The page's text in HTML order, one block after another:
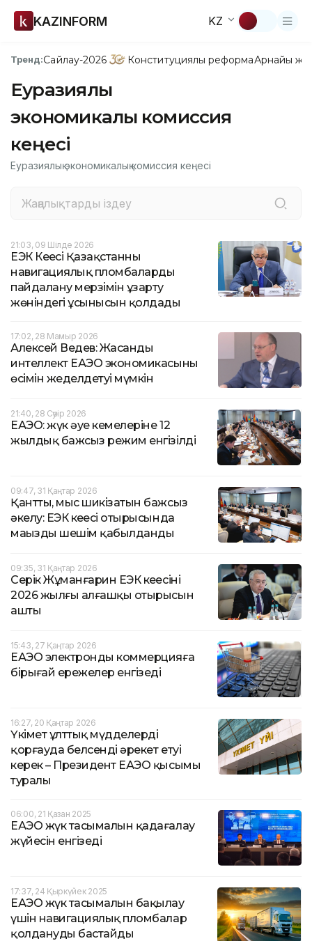
KAZINFORM KZ
Тренд:Сайлау-2026 Конституциялық реформаАрнайы
Еуразиялық
экономикалық комиссия
кеңесі
Еуразиялық экономикалық комиссия кеңесі
21:03, 09 Шілде 2026
ЕЭК Кеңесі Қазақстанның
навигациялық пломбаларды
пайдалану мерзімін ұзарту
жөніндегі ұсынысын қолдады
17:02, 28 Мамыр 2026
Алексей Ведев: Жасанды
интеллект ЕАЭО экономикасының
өсімін жеделдетуі мүмкін
21:40, 28 Сәуір 2026
ЕАЭО: жүк әуе кемелеріне 12
жылдық бажсыз режим енгізілді
09:47, 31 Қаңтар 2026
Қантты, мыс шикізатын бажсыз
әкелу: ЕЭК кеңесі отырысында
маңызды шешім қабылданды
09:35, 31 Қаңтар 2026
Серік Жұманғарин ЕЭК кеңесінің
2026 жылғы алғашқы отырысын
ашты
15:43, 27 Қаңтар 2026
ЕАЭО электронды коммерцияға
бірыңғай ережелер енгізеді
16:27, 20 Қаңтар 2026
Үкімет ұлттық мүдделерді
қорғауда белсенді әрекет етуі
керек – Президент ЕАЭО қысымы
туралы
06:00, 21 Қазан 2025
ЕАЭО жүк тасымалын қадағалау
жүйесін енгізеді
17:37, 24 Қыркүйек 2025
ЕАЭО жүк тасымалын бақылау
үшін навигациялық пломбалар
қолдануды бастайды